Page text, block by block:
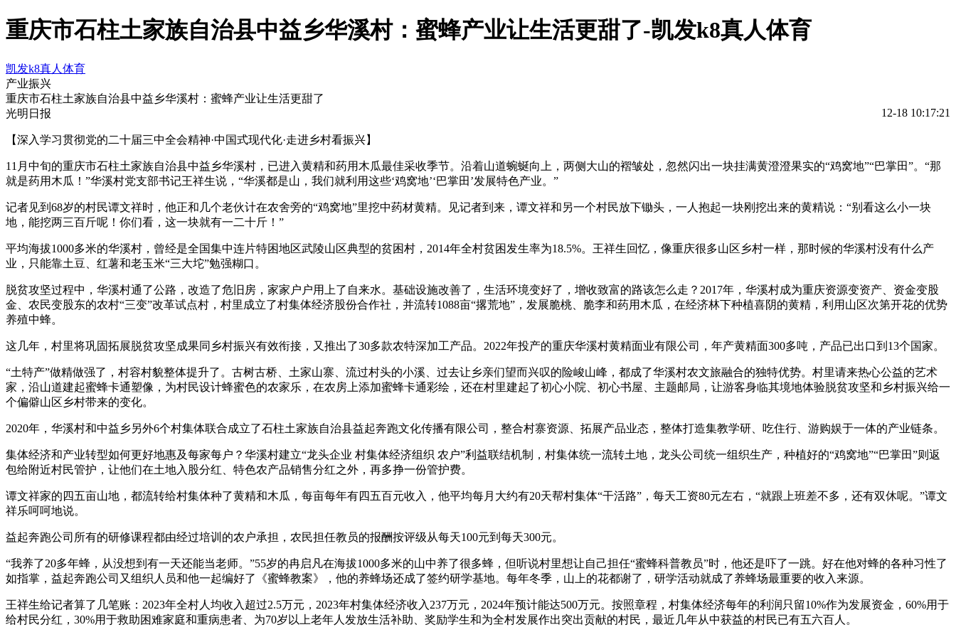
重庆市石柱土家族自治县中益乡华溪村：蜜蜂产业让生活更甜了-凯发k8真人体育
凯发k8真人体育
产业振兴
重庆市石柱土家族自治县中益乡华溪村：蜜蜂产业让生活更甜了
光明日报
12-18 10:17:21
【深入学习贯彻党的二十届三中全会精神·中国式现代化·走进乡村看振兴】
11月中旬的重庆市石柱土家族自治县中益乡华溪村，已进入黄精和药用木瓜最佳采收季节。沿着山道蜿蜒向上，两侧大山的褶皱处，忽然闪出一块挂满黄澄澄果实的“鸡窝地”“巴掌田”。“那
就是药用木瓜！”华溪村党支部书记王祥生说，“华溪都是山，我们就利用这些‘鸡窝地’‘巴掌田’发展特色产业。”
记者见到68岁的村民谭文祥时，他正和几个老伙计在农舍旁的“鸡窝地”里挖中药材黄精。见记者到来，谭文祥和另一个村民放下锄头，一人抱起一块刚挖出来的黄精说：“别看这么小一块
地，能挖两三百斤呢！你们看，这一块就有一二十斤！”
平均海拔1000多米的华溪村，曾经是全国集中连片特困地区武陵山区典型的贫困村，2014年全村贫困发生率为18.5%。王祥生回忆，像重庆很多山区乡村一样，那时候的华溪村没有什么产
业，只能靠土豆、红薯和老玉米“三大坨”勉强糊口。
脱贫攻坚过程中，华溪村通了公路，改造了危旧房，家家户户用上了自来水。基础设施改善了，生活环境变好了，增收致富的路该怎么走？2017年，华溪村成为重庆资源变资产、资金变股
金、农民变股东的农村“三变”改革试点村，村里成立了村集体经济股份合作社，并流转1088亩“撂荒地”，发展脆桃、脆李和药用木瓜，在经济林下种植喜阴的黄精，利用山区次第开花的优势
养殖中蜂。
这几年，村里将巩固拓展脱贫攻坚成果同乡村振兴有效衔接，又推出了30多款农特深加工产品。2022年投产的重庆华溪村黄精面业有限公司，年产黄精面300多吨，产品已出口到13个国家。
“土特产”做精做强了，村容村貌整体提升了。古树古桥、土家山寨、流过村头的小溪、过去让乡亲们望而兴叹的险峻山峰，都成了华溪村农文旅融合的独特优势。村里请来热心公益的艺术
家，沿山道建起蜜蜂卡通塑像，为村民设计蜂蜜色的农家乐，在农房上添加蜜蜂卡通彩绘，还在村里建起了初心小院、初心书屋、主题邮局，让游客身临其境地体验脱贫攻坚和乡村振兴给一
个偏僻山区乡村带来的变化。
2020年，华溪村和中益乡另外6个村集体联合成立了石柱土家族自治县益起奔跑文化传播有限公司，整合村寨资源、拓展产品业态，整体打造集教学研、吃住行、游购娱于一体的产业链条。
集体经济和产业转型如何更好地惠及每家每户？华溪村建立“龙头企业 村集体经济组织 农户”利益联结机制，村集体统一流转土地，龙头公司统一组织生产，种植好的“鸡窝地”“巴掌田”则返
包给附近村民管护，让他们在土地入股分红、特色农产品销售分红之外，再多挣一份管护费。
谭文祥家的四五亩山地，都流转给村集体种了黄精和木瓜，每亩每年有四五百元收入，他平均每月大约有20天帮村集体“干活路”，每天工资80元左右，“就跟上班差不多，还有双休呢。”谭文
祥乐呵呵地说。
益起奔跑公司所有的研修课程都由经过培训的农户承担，农民担任教员的报酬按评级从每天100元到每天300元。
“我养了20多年蜂，从没想到有一天还能当老师。”55岁的冉启凡在海拔1000多米的山中养了很多蜂，但听说村里想让自己担任“蜜蜂科普教员”时，他还是吓了一跳。好在他对蜂的各种习性了
如指掌，益起奔跑公司又组织人员和他一起编好了《蜜蜂教案》，他的养蜂场还成了签约研学基地。每年冬季，山上的花都谢了，研学活动就成了养蜂场最重要的收入来源。
王祥生给记者算了几笔账：2023年全村人均收入超过2.5万元，2023年村集体经济收入237万元，2024年预计能达500万元。按照章程，村集体经济每年的利润只留10%作为发展资金，60%用于
给村民分红，30%用于救助困难家庭和重病患者、为70岁以上老年人发放生活补助、奖励学生和为全村发展作出突出贡献的村民，最近几年从中获益的村民已有五六百人。